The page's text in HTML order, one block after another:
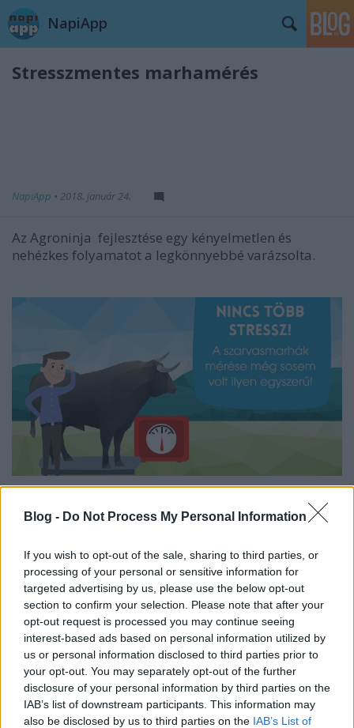
Blog - Do Not Process My Personal Information
If you wish to opt-out of the sale, sharing to third parties, or
processing of your personal or sensitive information for
targeted advertising by us, please use the below opt-out
section to confirm your selection. Please note that after your
opt-out request is processed you may continue seeing
interest-based ads based on personal information utilized by
us or personal information disclosed to third parties prior to
your opt-out. You may separately opt-out of the further
disclosure of your personal information by third parties on the
IAB’s list of downstream participants. This information may
also be disclosed by us to third parties on the IAB’s List of
NapiApp
Stresszmentes marhamérés
NapiApp • 2018. január 24.
Az Agroninja fejlesztése egy kényelmetlen és
nehézkes folyamatot a legkönnyebbé varázsolta.
Sokszor egy kutyát is körülményes megmérni az
állatorvosnál, és az még csak nem is egy tonnás.
A Beefie nevű alkalmazás a kamera által készített
fotók segítségével és a jószágról megadott
információkkal (kora, neme, fajtája) 95%-os
pontossággal meg tudja becsülni az állat súlyát. A
folyamat után egy egyedi kóddal párosítja, hogy a
jövőben az alapján lehessen nyomon követni a
marha fejlődését.